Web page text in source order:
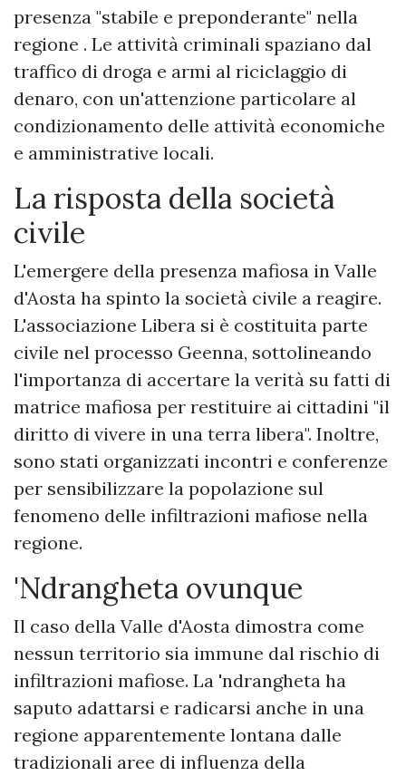
presenza "stabile e preponderante" nella
regione . Le attività criminali spaziano dal
traffico di droga e armi al riciclaggio di
denaro, con un'attenzione particolare al
condizionamento delle attività economiche
e amministrative locali.
La risposta della società
civile
L'emergere della presenza mafiosa in Valle
d'Aosta ha spinto la società civile a reagire.
L'associazione Libera si è costituita parte
civile nel processo Geenna, sottolineando
l'importanza di accertare la verità su fatti di
matrice mafiosa per restituire ai cittadini "il
diritto di vivere in una terra libera". Inoltre,
sono stati organizzati incontri e conferenze
per sensibilizzare la popolazione sul
fenomeno delle infiltrazioni mafiose nella
regione.
'Ndrangheta ovunque
Il caso della Valle d'Aosta dimostra come
nessun territorio sia immune dal rischio di
infiltrazioni mafiose. La 'ndrangheta ha
saputo adattarsi e radicarsi anche in una
regione apparentemente lontana dalle
tradizionali aree di influenza della